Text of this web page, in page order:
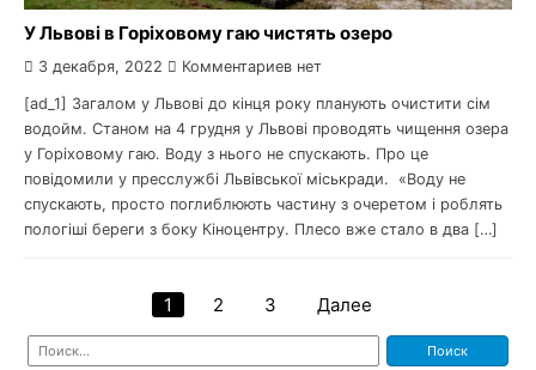
У Львові в Горіховому гаю чистять озеро
3 декабря, 2022 Комментариев нет
[ad_1] Загалом у Львові до кінця року планують очистити сім
водойм. Станом на 4 грудня у Львові проводять чищення озера
у Горіховому гаю. Воду з нього не спускають. Про це
повідомили у пресслужбі Львівської міськради. «Воду не
спускають, просто поглиблюють частину з очеретом і роблять
пологіші береги з боку Кіноцентру. Плесо вже стало в два […]
Навигация
по
1 2 3 Далее
Найти: